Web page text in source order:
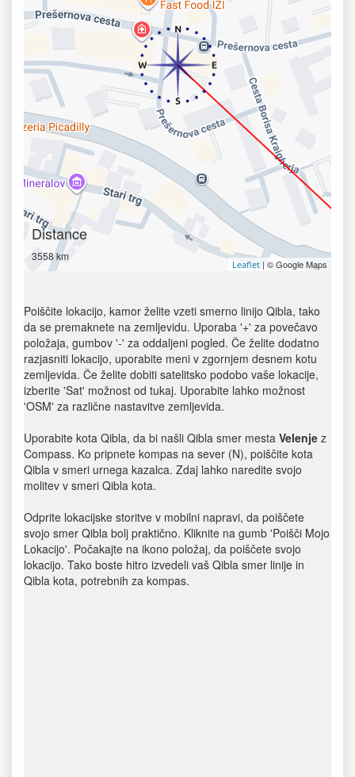
Distance
3558 km
Leaflet | © Google Maps
Poiščite lokacijo, kamor želite vzeti smerno linijo Qibla, tako
da se premaknete na zemljevidu. Uporaba '+' za povečavo
položaja, gumbov '-' za oddaljeni pogled. Če želite dodatno
razjasniti lokacijo, uporabite meni v zgornjem desnem kotu
zemljevida. Če želite dobiti satelitsko podobo vaše lokacije,
izberite 'Sat' možnost od tukaj. Uporabite lahko možnost
'OSM' za različne nastavitve zemljevida.
Uporabite kota Qibla, da bi našli Qibla smer mesta Velenje z
Compass. Ko pripnete kompas na sever (N), poiščite kota
Qibla v smeri urnega kazalca. Zdaj lahko naredite svojo
molitev v smeri Qibla kota.
Odprite lokacijske storitve v mobilni napravi, da poiščete
svojo smer Qibla bolj praktično. Kliknite na gumb 'Poišči Mojo
Lokacijo'. Počakajte na ikono položaj, da poiščete svojo
lokacijo. Tako boste hitro izvedeli vaš Qibla smer linije in
Qibla kota, potrebnih za kompas.